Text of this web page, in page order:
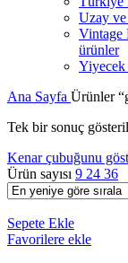
Uzay ve
Vintage
ürünler
Yiyecek
Ana Sayfa Ürünler
Tek bir sonuç
Kenar çubuğunu
Ürün sayısı 9 24 36
Sepete Ekle
Favorilere ekle